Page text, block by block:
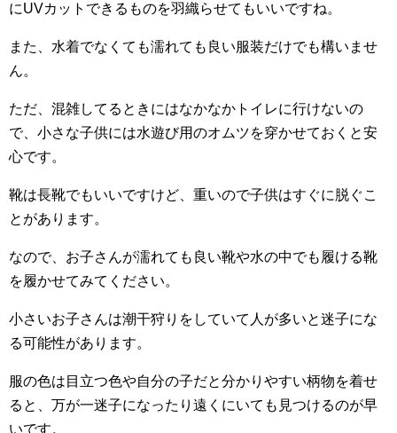
にUVカットできるものを羽織らせてもいいですね。
また、水着でなくても濡れても良い服装だけでも構いませ
ん。
ただ、混雑してるときにはなかなかトイレに行けないの
で、小さな子供には水遊び用のオムツを穿かせておくと安
心です。
靴は長靴でもいいですけど、重いので子供はすぐに脱ぐこ
とがあります。
なので、お子さんが濡れても良い靴や水の中でも履ける靴
を履かせてみてください。
小さいお子さんは潮干狩りをしていて人が多いと迷子にな
る可能性があります。
服の色は目立つ色や自分の子だと分かりやすい柄物を着せ
ると、万が一迷子になったり遠くにいても見つけるのが早
いです。